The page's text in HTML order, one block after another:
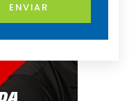
ENVIAR